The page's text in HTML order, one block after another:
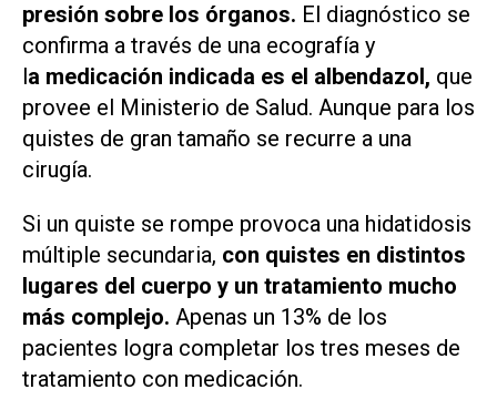
presión sobre los órganos. El diagnóstico se
confirma a través de una ecografía y
la medicación indicada es el albendazol, que
provee el Ministerio de Salud. Aunque para los
quistes de gran tamaño se recurre a una
cirugía.
Si un quiste se rompe provoca una hidatidosis
múltiple secundaria, con quistes en distintos
lugares del cuerpo y un tratamiento mucho
más complejo. Apenas un 13% de los
pacientes logra completar los tres meses de
tratamiento con medicación.